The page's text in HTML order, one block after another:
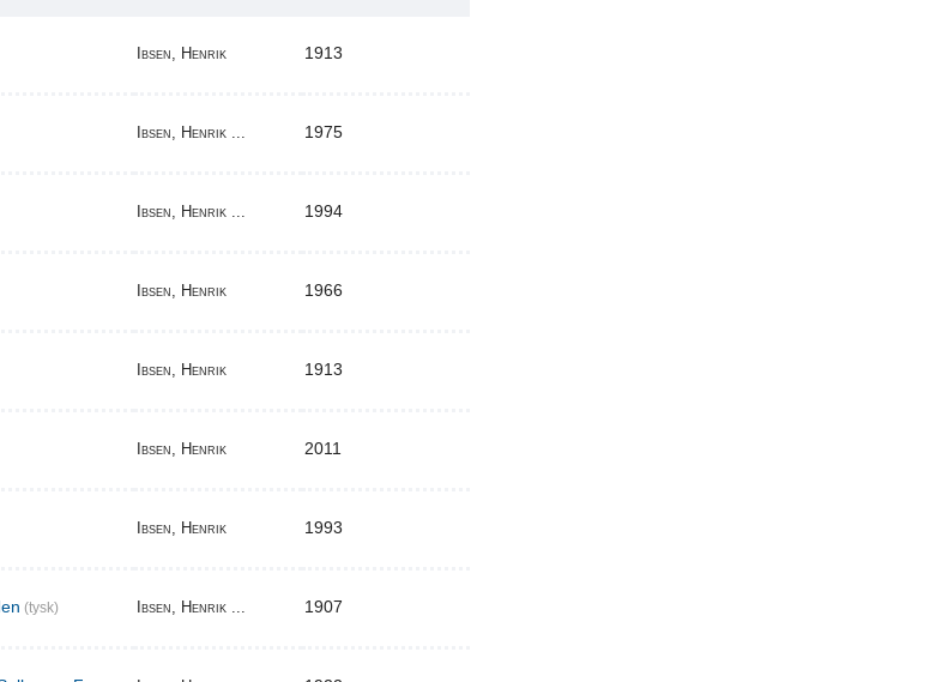
Ibsen, Henrik 1913
Ibsen, Henrik ... 1975
Ibsen, Henrik ... 1994
Ibsen, Henrik 1966
Ibsen, Henrik 1913
Ibsen, Henrik 2011
Ibsen, Henrik 1993
(tysk) Ibsen, Henrik ... 1907